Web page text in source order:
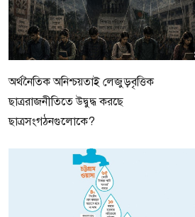
অর্থনৈতিক অনিশ্চয়তাই লেজুড়বৃত্তিক
ছাত্ররাজনীতিতে উদ্বুদ্ধ করছে
ছাত্রসংগঠনগুলোকে?